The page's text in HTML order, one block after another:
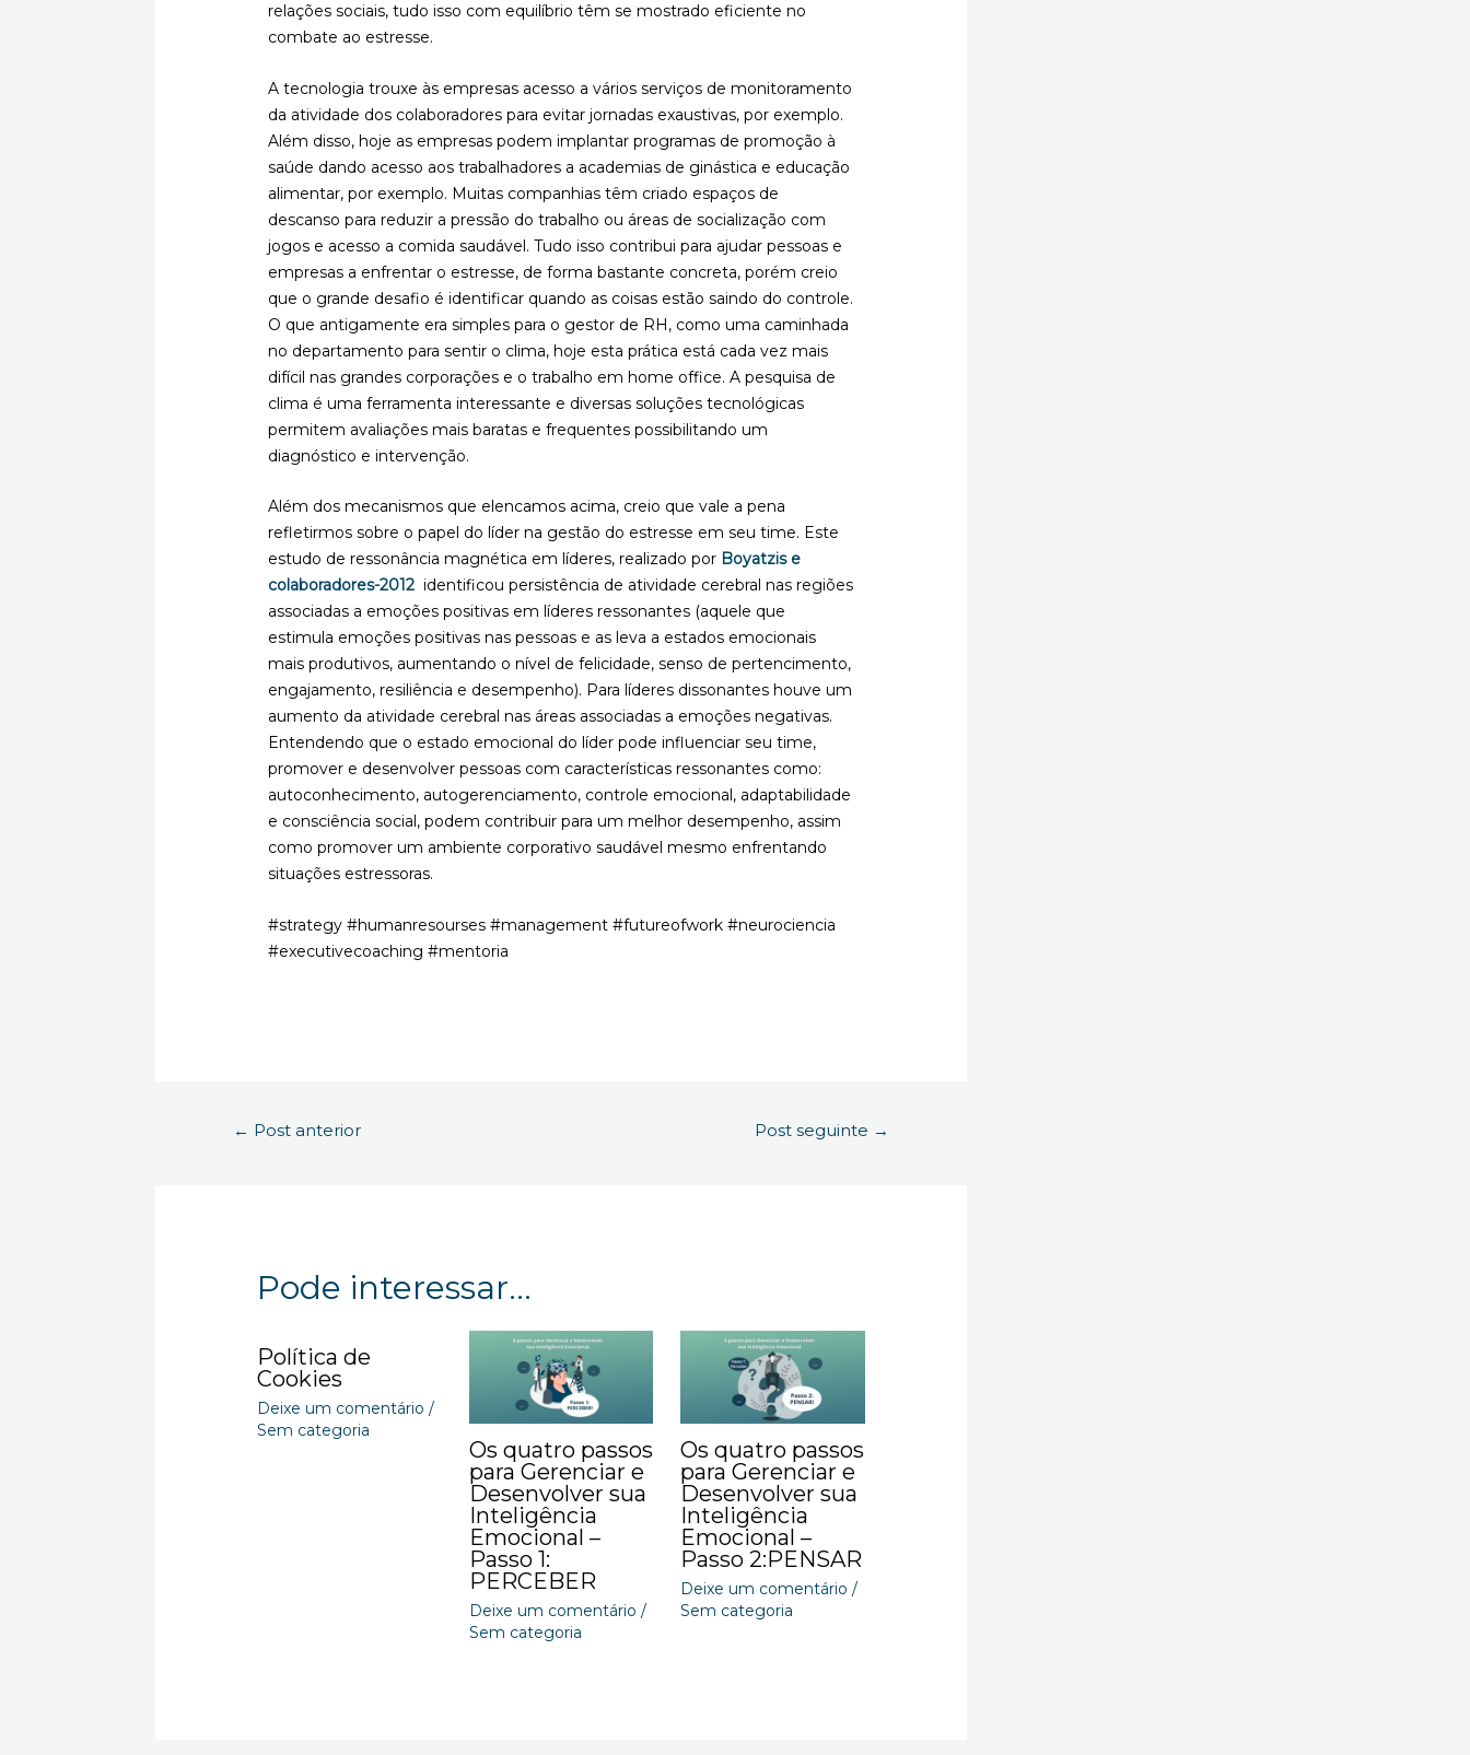
relações sociais, tudo isso com equilíbrio têm se mostrado eficiente no
combate ao estresse.
A tecnologia trouxe às empresas acesso a vários serviços de monitoramento
da atividade dos colaboradores para evitar jornadas exaustivas, por exemplo.
Além disso, hoje as empresas podem implantar programas de promoção à
saúde dando acesso aos trabalhadores a academias de ginástica e educação
alimentar, por exemplo. Muitas companhias têm criado espaços de
descanso para reduzir a pressão do trabalho ou áreas de socialização com
jogos e acesso a comida saudável. Tudo isso contribui para ajudar pessoas e
empresas a enfrentar o estresse, de forma bastante concreta, porém creio
que o grande desafio é identificar quando as coisas estão saindo do controle.
O que antigamente era simples para o gestor de RH, como uma caminhada
no departamento para sentir o clima, hoje esta prática está cada vez mais
difícil nas grandes corporações e o trabalho em home office. A pesquisa de
clima é uma ferramenta interessante e diversas soluções tecnológicas
permitem avaliações mais baratas e frequentes possibilitando um
diagnóstico e intervenção.
Além dos mecanismos que elencamos acima, creio que vale a pena
refletirmos sobre o papel do líder na gestão do estresse em seu time. Este
estudo de ressonância magnética em líderes, realizado por Boyatzis e
colaboradores-2012 identificou persistência de atividade cerebral nas regiões
associadas a emoções positivas em líderes ressonantes (aquele que
estimula emoções positivas nas pessoas e as leva a estados emocionais
mais produtivos, aumentando o nível de felicidade, senso de pertencimento,
engajamento, resiliência e desempenho). Para líderes dissonantes houve um
aumento da atividade cerebral nas áreas associadas a emoções negativas.
Entendendo que o estado emocional do líder pode influenciar seu time,
promover e desenvolver pessoas com características ressonantes como:
autoconhecimento, autogerenciamento, controle emocional, adaptabilidade
e consciência social, podem contribuir para um melhor desempenho, assim
como promover um ambiente corporativo saudável mesmo enfrentando
situações estressoras.
#strategy #humanresourses #management #futureofwork #neurociencia
#executivecoaching #mentoria
← Post anterior Post seguinte →
Pode interessar...
Política de
Cookies
Deixe um comentário /
Sem categoria
Os quatro passos
para Gerenciar e
Desenvolver sua
Inteligência
Emocional –
Passo 1:
PERCEBER
Deixe um comentário /
Sem categoria
Os quatro passos
para Gerenciar e
Desenvolver sua
Inteligência
Emocional –
Passo 2:PENSAR
Deixe um comentário /
Sem categoria